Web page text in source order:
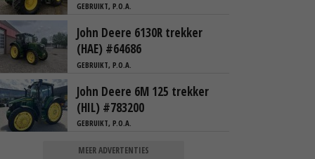
GEBRUIKT, P.O.A.
John Deere 6130R trekker
(HAE) #64686
GEBRUIKT, P.O.A.
John Deere 6M 125 trekker
(HIL) #783200
GEBRUIKT, P.O.A.
MEER ADVERTENTIES